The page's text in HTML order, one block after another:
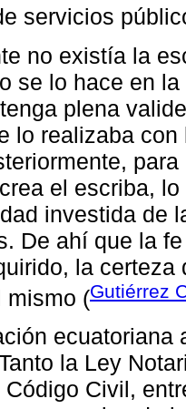
servicios
no existía la
se lo hace en
plena
lo realizaba
el escriba,
investida de
De ahí que la
la
mismo (Gutiérrez
ecuatoriana
la Ley
Civil,